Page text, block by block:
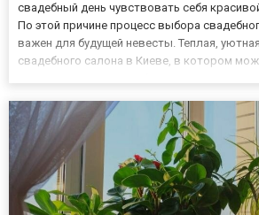
свадебный день чувствовать себя
По этой причине процесс выбора
важен для будущей невесты. Теплая,
свадебного салона в Киеве, в котором
поклонения. Без крас...